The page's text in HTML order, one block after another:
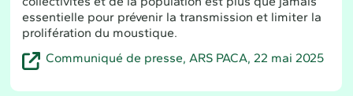
essentielle pour prévenir la transmission et limiter la
prolifération du moustique.
Communiqué de presse, ARS PACA, 22 mai 2025